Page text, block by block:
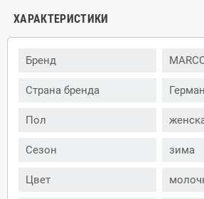
ХАРАКТЕРИСТИКИ
Бренд
Страна бренда
Пол
Сезон зима
Цвет